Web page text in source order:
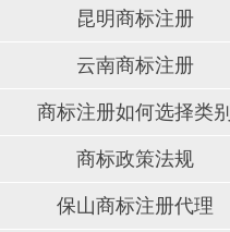
昆明商标注册
云南商标注册
商标注册如何选择类别
商标政策法规
保山商标注册代理